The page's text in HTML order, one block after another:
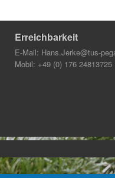
Erreichbarkeit
E-Mail: Hans.Jerke@tus-
Mobil: +49 (0) 176 24813725